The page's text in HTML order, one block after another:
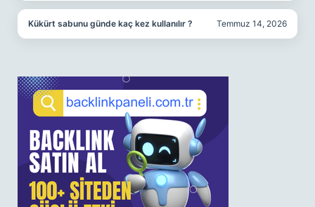
Kükürt sabunu günde kaç kez kullanılır ? Temmuz 14, 2026